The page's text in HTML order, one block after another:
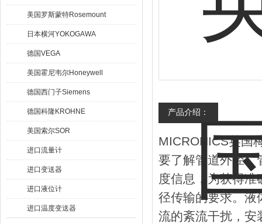
美国罗斯蒙特Rosemount
日本横河YOKOGAWA
德国VEGA
美国霍尼韦尔Honeywell
德国西门子Siemens
德国科隆KROHNE
美国索尔SOR
进口流量计
进口变送器
进口液位计
进口温度变送器
产品介绍：
MICRONICS英国
要了解管道外径、
度信息，为获得
径传输的要求。液
流的紊流干扰，安